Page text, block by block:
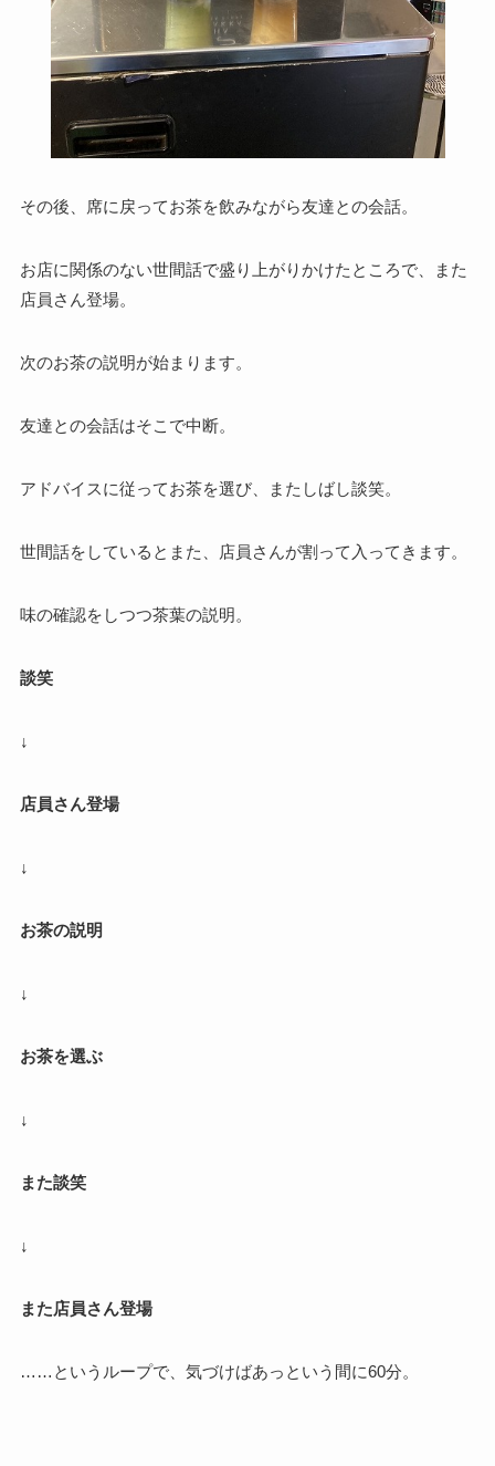
その後、席に戻ってお茶を飲みながら友達との会話。
お店に関係のない世間話で盛り上がりかけたところで、また
店員さん登場。
次のお茶の説明が始まります。
友達との会話はそこで中断。
アドバイスに従ってお茶を選び、またしばし談笑。
世間話をしているとまた、店員さんが割って入ってきます。
味の確認をしつつ茶葉の説明。
談笑
↓
店員さん登場
↓
お茶の説明
↓
お茶を選ぶ
↓
また談笑
↓
また店員さん登場
……というループで、気づけばあっという間に60分。